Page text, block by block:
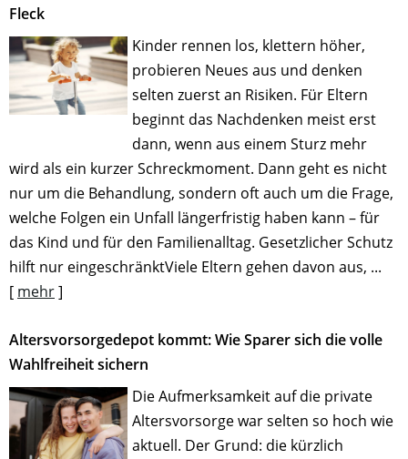
Fleck
Kinder rennen los, klettern höher,
probieren Neues aus und denken
selten zuerst an Risiken. Für Eltern
beginnt das Nachdenken meist erst
dann, wenn aus einem Sturz mehr
wird als ein kurzer Schreckmoment. Dann geht es nicht
nur um die Behandlung, sondern oft auch um die Frage,
welche Folgen ein Unfall längerfristig haben kann – für
das Kind und für den Familienalltag. Gesetzlicher Schutz
hilft nur eingeschränktViele Eltern gehen davon aus, ...
[ mehr]
Altersvorsorge­depot kommt: Wie Sparer sich die volle
Wahlfreiheit sichern
Die Aufmerksamkeit auf die private
Altersvorsorge war selten so hoch wie
aktuell. Der Grund: die kürzlich